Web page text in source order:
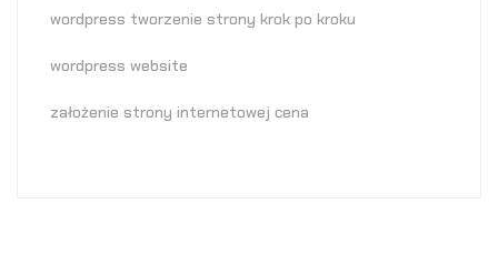
wordpress tworzenie strony krok po kroku
wordpress website
założenie strony internetowej cena